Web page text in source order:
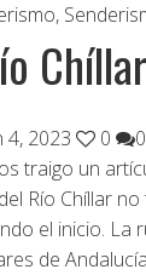
,
Chíllar
4, 2023 0
0
traigo un
Río Chíllar
el inicio. La
de